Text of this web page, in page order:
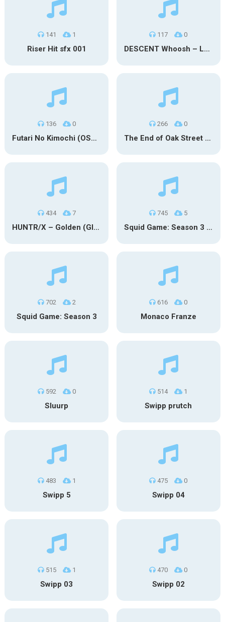
141 1
Riser Hit sfx 001
117 0
DESCENT Whoosh – Long
136 0
Futari No Kimochi (OST Inuyasha)
266 0
The End of Oak Street Trailer
434 7
HUNTR/X – Golden (Glowin’ Version)
745 5
Squid Game: Season 3 | Final Games
702 2
Squid Game: Season 3
616 0
Monaco Franze
592 0
Sluurp
514 1
Swipp prutch
483 1
Swipp 5
475 0
Swipp 04
515 1
Swipp 03
470 0
Swipp 02